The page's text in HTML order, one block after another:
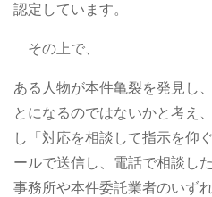
認定しています。
その上で、
ある人物が本件亀裂を発見し
とになるのではないかと考え
し「対応を相談して指示を仰
ールで送信し、電話で相談し
事務所や本件委託業者のいず